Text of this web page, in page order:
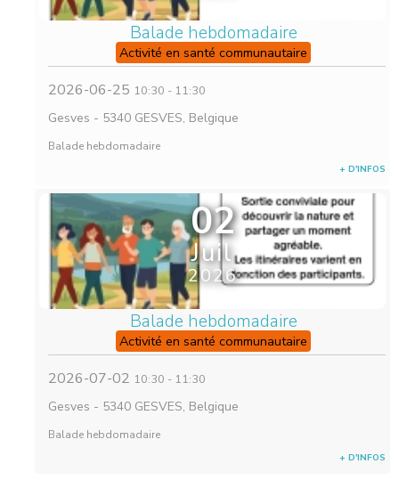
Balade hebdomadaire
Activité en santé communautaire
2026-06-25 10:30 - 11:30
Gesves - 5340 GESVES, Belgique
Balade hebdomadaire
+ D'INFOS
02
Juil
2026
Balade hebdomadaire
Activité en santé communautaire
2026-07-02 10:30 - 11:30
Gesves - 5340 GESVES, Belgique
Balade hebdomadaire
+ D'INFOS